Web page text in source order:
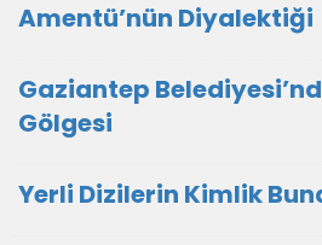
Amentü’nün Diyalektiği
Gaziantep
Gölgesi
Yerli Dizilerin Kimlik